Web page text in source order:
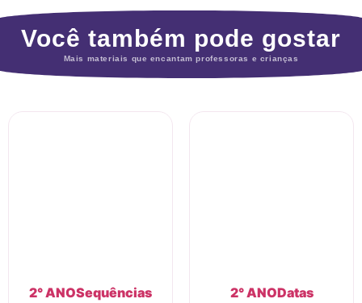
Você também pode gostar
Mais materiais que encantam professoras e crianças
2° ANOSequências
2° ANODatas